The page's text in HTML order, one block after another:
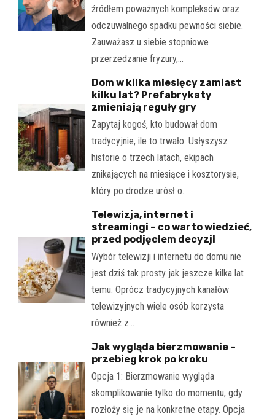
źródłem poważnych kompleksów oraz
odczuwalnego spadku pewności siebie.
Zauważasz u siebie stopniowe
przerzedzanie fryzury,…
Dom w kilka miesięcy zamiast
kilku lat? Prefabrykaty
zmieniają reguły gry
Zapytaj kogoś, kto budował dom
tradycyjnie, ile to trwało. Usłyszysz
historie o trzech latach, ekipach
znikających na miesiące i kosztorysie,
który po drodze urósł o…
Telewizja, internet i
streamingi – co warto wiedzieć,
przed podjęciem decyzji
Wybór telewizji i internetu do domu nie
jest dziś tak prosty jak jeszcze kilka lat
temu. Oprócz tradycyjnych kanałów
telewizyjnych wiele osób korzysta
również z…
Jak wygląda bierzmowanie –
przebieg krok po kroku
Opcja 1: Bierzmowanie wygląda
skomplikowanie tylko do momentu, gdy
rozłoży się je na konkretne etapy. Opcja